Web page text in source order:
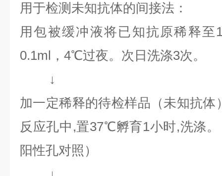
用于检测未知抗体的间接法：
用包被缓冲液将已知抗原稀释至
0.1ml，4℃过夜。次日洗涤3次。
↓
加一定稀释的待检样品（未知抗体
反应孔中,置37℃孵育1小时,洗涤
阳性孔对照）